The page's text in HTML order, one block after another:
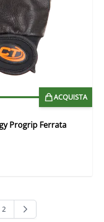
ACQUISTA
Progrip Ferrata
stai leggendo la pagina
Pagina
2